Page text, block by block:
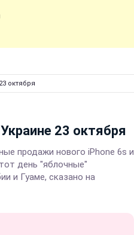
октября
23 октября
продажи нового iPhone 6s и
день "яблочные"
и Гуаме, сказано на